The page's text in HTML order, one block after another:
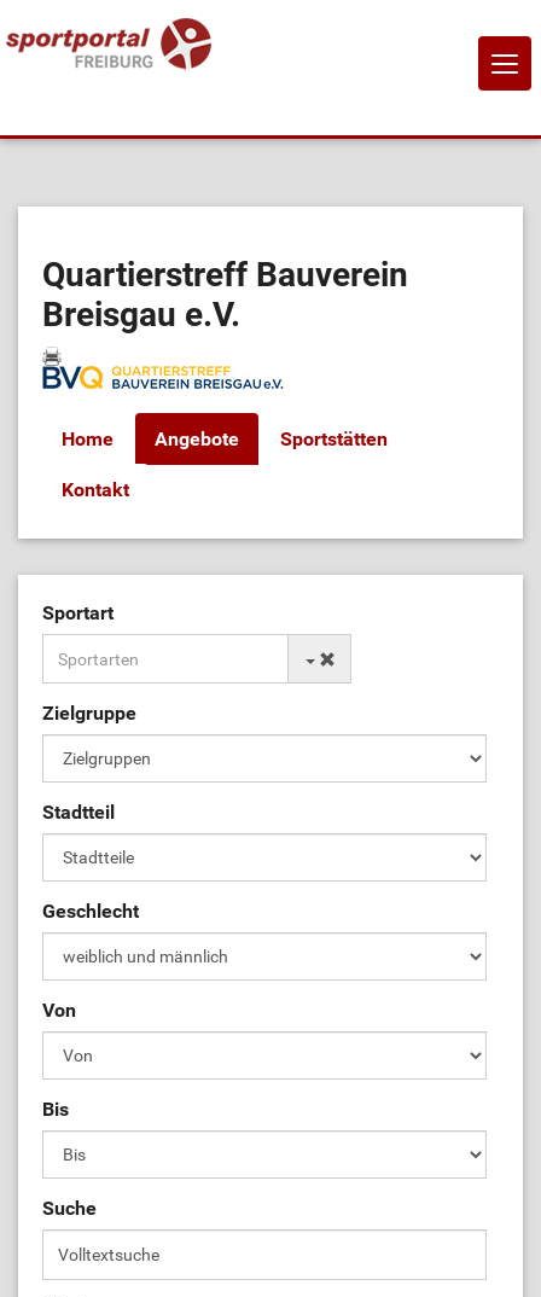
Sportanbietende
Sportstätten
Quartierstreff Bauverein
Breisgau e.V.
Home Angebote Sportstätten
Kontakt
Sportart
Zielgruppe
Stadtteil
Geschlecht
Von
Bis
Suche